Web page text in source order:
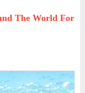
The World For